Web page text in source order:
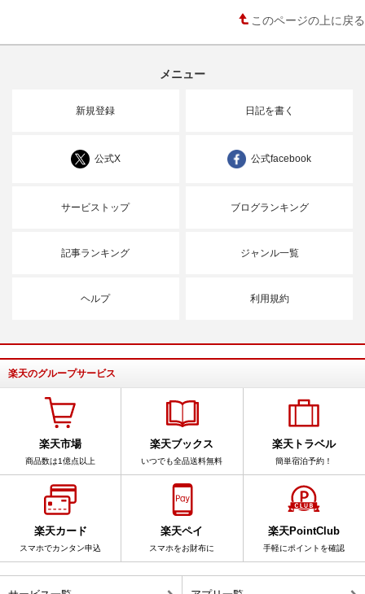
このページの上に戻る
メニュー
新規登録 日記を書く
公式X 公式facebook
サービストップ ブログランキング
記事ランキング ジャンル一覧
ヘルプ 利用規約
楽天のグループサービス
楽天市場
商品数は1億点以上
楽天ブックス
いつでも全品送料無料
楽天トラベル
簡単宿泊予約！
楽天カード
スマホでカンタン申込
楽天ペイ
スマホをお財布に
楽天PointClub
手軽にポイントを確認